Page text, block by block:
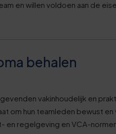
en willen voldoen aan de
behalen
vakinhoudelijk en
om hun teamleden bewust
en regelgeving en VCA-